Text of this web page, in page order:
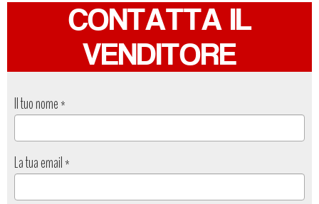
CONTATTA IL
VENDITORE
Il tuo nome*
La tua email*